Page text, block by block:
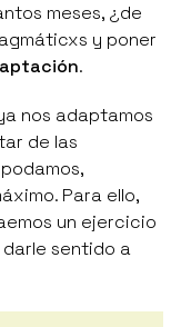
meses, ¿de
y poner
.
nos adaptamos
de las
Para ello,
un ejercicio
sentido a